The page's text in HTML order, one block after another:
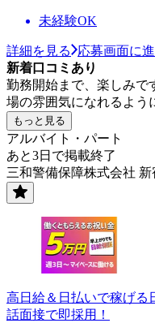
未経験OK
詳細を見る
応募画面に
新着口コミあり
勤務開始まで、楽しみで
場の雰囲気になれるよう
もっと見る
アルバイト・パート
あと3日で掲載終了
三和警備保障株式会社 新
高日給＆日払いで稼げる
話面接で即採用！